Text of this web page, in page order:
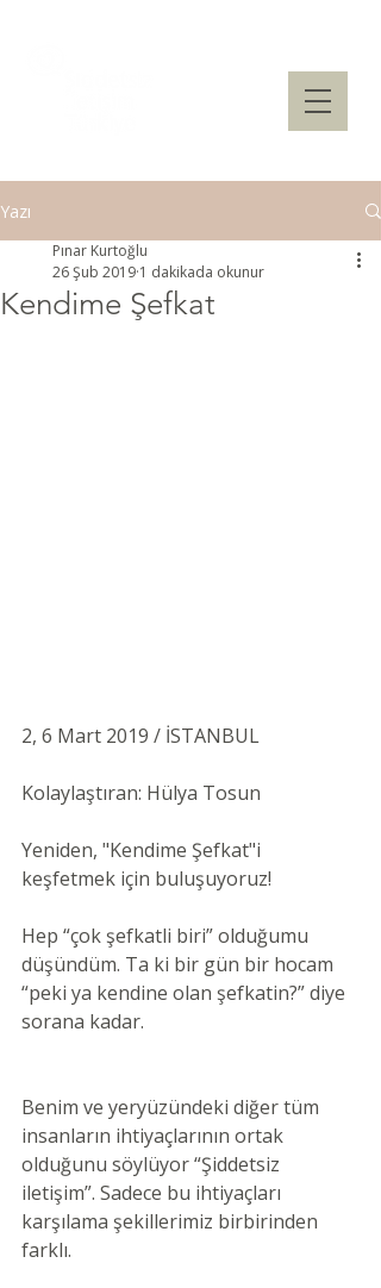
Yazı
Kendime Şefkat
Pınar Kurtoğlu
26 Şub 2019 1 dakikada okunur
2, 6 Mart 2019 / İSTANBUL
Kolaylaştıran: Hülya Tosun
Yeniden, "Kendime Şefkat"i
keşfetmek için buluşuyoruz!
Hep “çok şefkatli biri” olduğumu
düşündüm. Ta ki bir gün bir hocam
“peki ya kendine olan şefkatin?” diye
sorana kadar.
Benim ve yeryüzündeki diğer tüm
insanların ihtiyaçlarının ortak
olduğunu söylüyor “Şiddetsiz
iletişim”. Sadece bu ihtiyaçları
karşılama şekillerimiz birbirinden
farklı.